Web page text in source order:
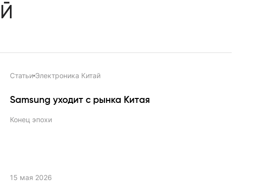
Cтатьи Электроника Китай
Samsung уходит с рынка Китая
Конец эпохи
15 мая 2026